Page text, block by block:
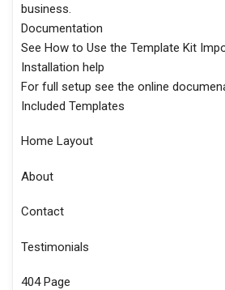
business.
Documentation
See How to Use the Template Kit
Installation help
For full setup see the online
Included Templates
Home Layout
About
Contact
Testimonials
404 Page